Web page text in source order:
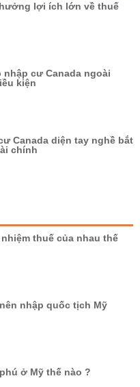
lợi ích lớn về thuế
cư Canada ngoài
kiện
Canada diện tay nghề bắt
chính
thuế của nhau thế
nhập quốc tịch Mỹ
ở Mỹ thế nào ?